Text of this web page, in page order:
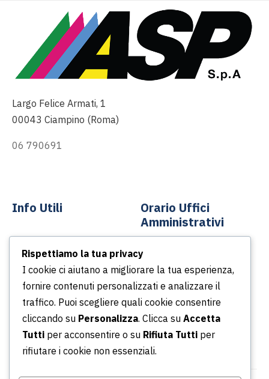
Largo Felice Armati, 1
00043 Ciampino (Roma)
06 790691
Info Utili
News
Podcast
Portale della Trasparenza
Whistleblowing
Orario Uffici
Amministrativi
Dal lunedì al venerdì
Dalle ore 8.30 alle ore
13.30
Dalle ore 14.30 alle ore
16.30
Rispettiamo la tua privacy
I cookie ci aiutano a migliorare la tua esperienza,
fornire contenuti personalizzati e analizzare il
traffico. Puoi scegliere quali cookie consentire
cliccando su Personalizza. Clicca su Accetta
Tutti per acconsentire o su Rifiuta Tutti per
rifiutare i cookie non essenziali.